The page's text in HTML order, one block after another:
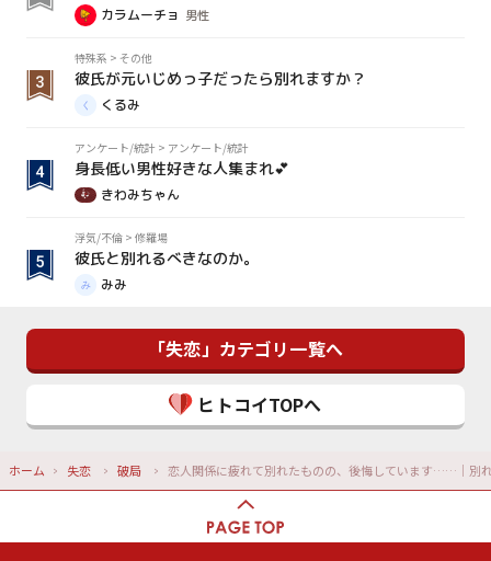
カラムーチョ 男性
特殊系 > その他
彼氏が元いじめっ子だったら別れますか？
くるみ
アンケート/統計 > アンケート/統計
身長低い男性好きな人集まれ💕
きわみちゃん
浮気/不倫 > 修羅場
彼氏と別れるべきなのか。
みみ
「失恋」カテゴリ一覧へ
ヒトコイTOPへ
ホーム 失恋 破局 恋人関係に疲れて別れたものの、後悔しています……｜別